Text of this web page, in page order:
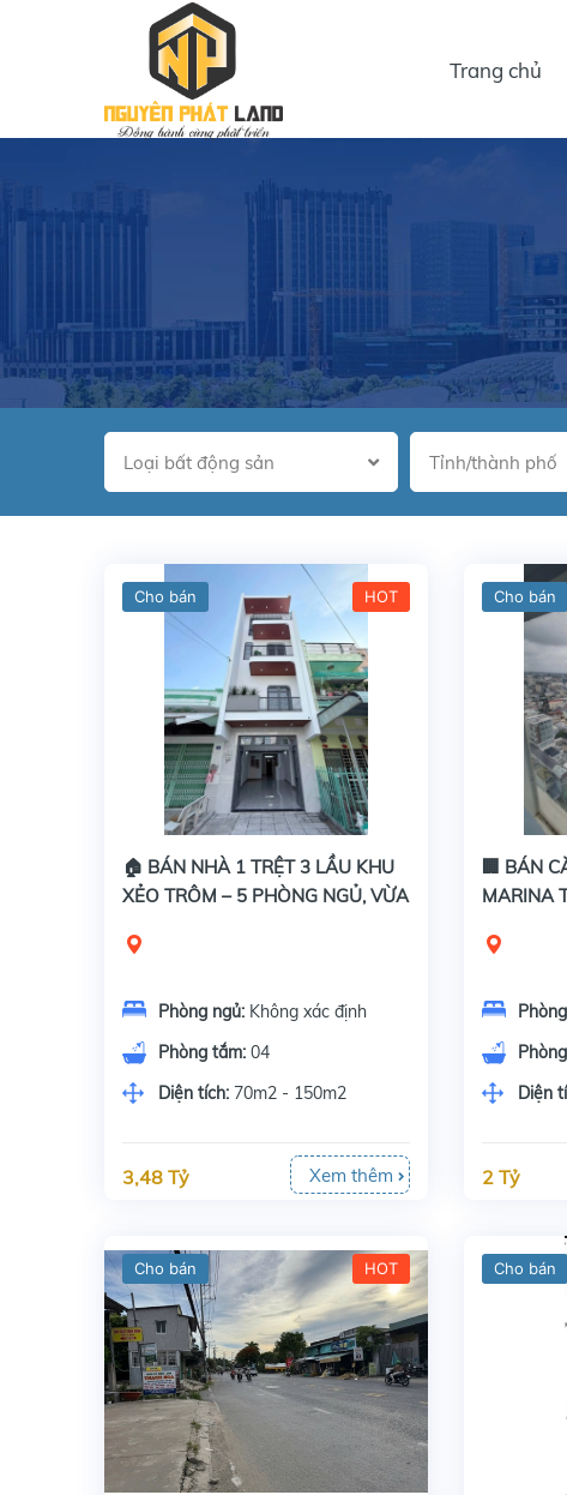
Trang chủ
Loại bất động sản Tỉnh/thành phố
Cho bán HOT
🏠 BÁN NHÀ 1 TRỆT 3 LẦU KHU
XẺO TRÔM – 5 PHÒNG NGỦ, VỪA
Phòng ngủ: Không xác định
Phòng tắm: 04
Diện tích: 70m2 - 150m2
3,48 Tỷ Xem thêm
Cho bán
🏢 BÁN
MARINA
Diện
2 Tỷ
Cho bán HOT Cho bán